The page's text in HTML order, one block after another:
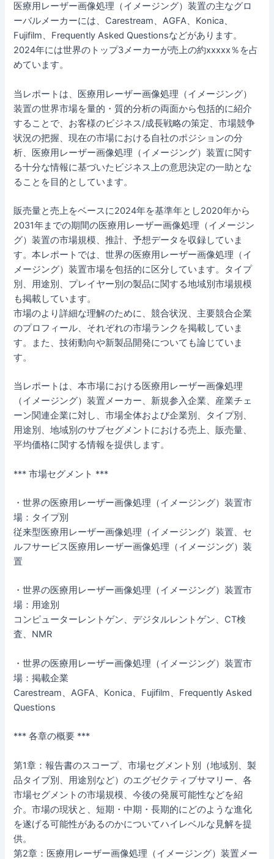
医療用レーザー画像処理（イメージング）装置の主なグロ
ーバルメーカーには、Carestream、AGFA、Konica、
Fujifilm、Frequently Asked Questionsなどがあります。
2024年には世界のトップ3メーカーが売上の約xxxxx％を占
めています。
当レポートは、医療用レーザー画像処理（イメージング）
装置の世界市場を量的・質的分析の両面から包括的に紹介
することで、お客様のビジネス/成長戦略の策定、市場競争
状況の把握、現在の市場における自社のポジションの分
析、医療用レーザー画像処理（イメージング）装置に関す
る十分な情報に基づいたビジネス上の意思決定の一助とな
ることを目的としています。
販売量と売上をベースに2024年を基準年とし2020年から
2031年までの期間の医療用レーザー画像処理（イメージン
グ）装置の市場規模、推計、予想データを収録していま
す。本レポートでは、世界の医療用レーザー画像処理（イ
メージング）装置市場を包括的に区分しています。タイプ
別、用途別、プレイヤー別の製品に関する地域別市場規模
も掲載しています。
市場のより詳細な理解のために、競合状況、主要競合企業
のプロフィール、それぞれの市場ランクを掲載していま
す。また、技術動向や新製品開発についても論じていま
す。
当レポートは、本市場における医療用レーザー画像処理
（イメージング）装置メーカー、新規参入企業、産業チェ
ーン関連企業に対し、市場全体および企業別、タイプ別、
用途別、地域別のサブセグメントにおける売上、販売量、
平均価格に関する情報を提供します。
*** 市場セグメント ***
・世界の医療用レーザー画像処理（イメージング）装置市
場：タイプ別
従来型医療用レーザー画像処理（イメージング）装置、セ
ルフサービス医療用レーザー画像処理（イメージング）装
置
・世界の医療用レーザー画像処理（イメージング）装置市
場：用途別
コンピューターレントゲン、デジタルレントゲン、CT検
査、NMR
・世界の医療用レーザー画像処理（イメージング）装置市
場：掲載企業
Carestream、AGFA、Konica、Fujifilm、Frequently Asked
Questions
*** 各章の概要 ***
第1章：報告書のスコープ、市場セグメント別（地域別、製
品タイプ別、用途別など）のエグゼクティブサマリー、各
市場セグメントの市場規模、今後の発展可能性などを紹
介。市場の現状と、短期・中期・長期的にどのような進化
を遂げる可能性があるのかについてハイレベルな見解を提
供。
第2章：医療用レーザー画像処理（イメージング）装置メー